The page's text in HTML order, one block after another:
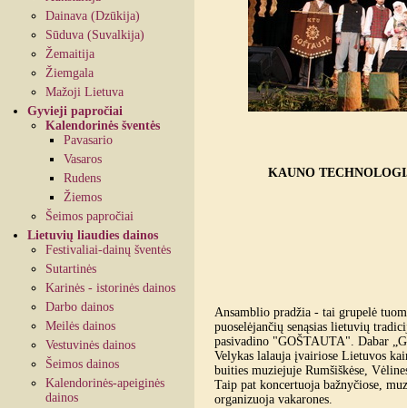
Dainava (Dzūkija)
Sūduva (Suvalkija)
Žemaitija
Žiemgala
Mažoji Lietuva
Gyvieji papročiai
Kalendorinės šventės
Pavasario
Vasaros
Rudens
Žiemos
Šeimos papročiai
Lietuvių liaudies dainos
Festivaliai-dainų šventės
Sutartinės
Karinės - istorinės dainos
Darbo dainos
Meilės dainos
Vestuvinės dainos
Šeimos dainos
Kalendorinės-apeiginės
dainos
KAUNO
Ansamblio pradžia - tai grupelė
puoselėjančių senąsias lietuvių
pasivadino "GOŠTAUTA". Dabar
Velykas lalauja įvairiose Lietuvos
buities muziejuje Rumšiškėse,
Taip pat koncertuoja bažnyčiose,
organizuoja vakarones.